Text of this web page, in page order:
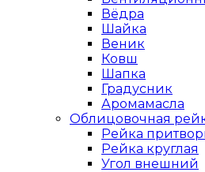
Вёдра
Шайка
Веник
Ковш
Шапка
Градусник
Аромамасла
Облицовочная
Рейка
Рейка круглая
Угол внешний